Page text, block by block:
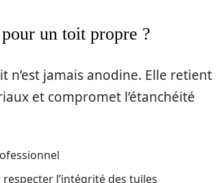
un toit propre ?
n’est jamais anodine. Elle retient
et compromet l’étanchéité
l’intégrité des tuiles